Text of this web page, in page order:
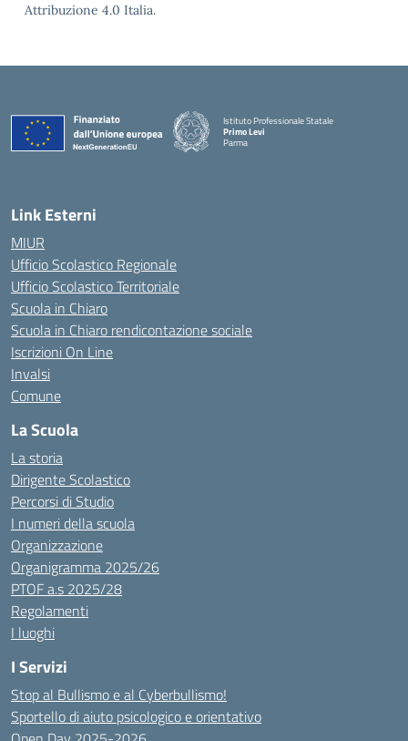
Attribuzione 4.0 Italia.
Istituto Professionale Statale
Primo Levi
Parma
Link Esterni
MIUR
Ufficio Scolastico Regionale
Ufficio Scolastico Territoriale
Scuola in Chiaro
Scuola in Chiaro rendicontazione sociale
Iscrizioni On Line
Invalsi
Comune
La Scuola
La storia
Dirigente Scolastico
Percorsi di Studio
I numeri della scuola
Organizzazione
Organigramma 2025/26
PTOF a.s 2025/28
Regolamenti
I luoghi
I Servizi
Stop al Bullismo e al Cyberbullismo!
Sportello di aiuto psicologico e orientativo